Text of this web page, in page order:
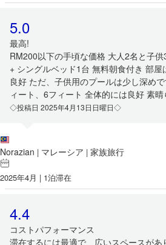
5.0
最高!
RM200以下の手頃な価格 大人2名と子
+ シングルベッド1台 無料朝食付き 部
良好 ただ、子供用のプールは少し深め
ィート、6フィート 全体的には良好 素
◇投稿日 2025年4月13日日曜日◇
Norazian | マレーシア | 家族旅行
2025年4月 | 1泊滞在
4.4
コストパフォーマンス
滞在するには最適で、広いスペースが